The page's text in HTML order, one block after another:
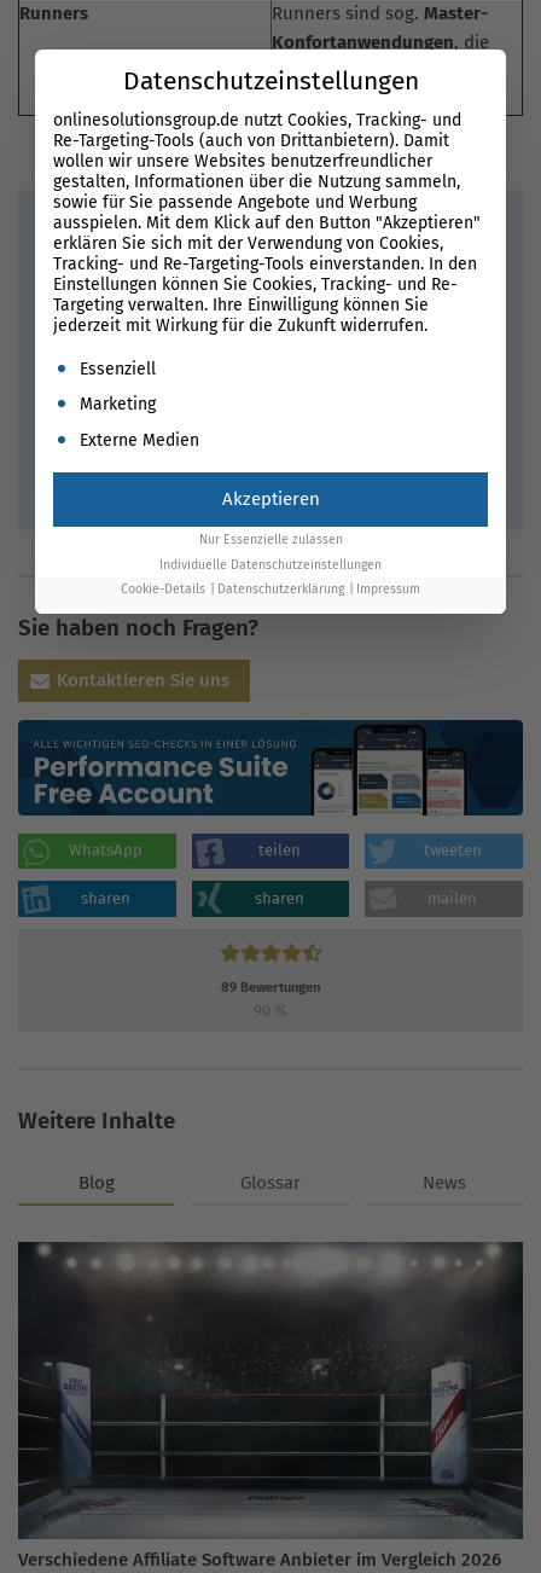
Runners
Runners sind sog. Master-
Konfortanwendungen, die
vom Run-Befehl ausgeführt
Fazit
Die Software begann mit einem Tool für dieRemote-
Serververwaltung. Mit zunehmender Nutzung hat es eine
Reihe erweiterter Funktionen erhalten, darunter einen
Dies ist eine relativ neue Funktion, die durch die
KomponenteSaltstack
Traktion, die im letzten Moment erreicht wurde, könnte
die Unterstützung für weitere Funktionen und
Plattformen weiter zunehmen.
Sie haben noch Fragen?
Kontaktieren Sie uns
WhatsApp teilen tweeten
sharen sharen mailen
89 Bewertungen
90 %
Weitere Inhalte
Blog Glossar News
Verschiedene Affiliate Software Anbieter im Vergleich 2026
Datenschutzeinstellungen
onlinesolutionsgroup.de nutzt Cookies, Tracking- und
Re-Targeting-Tools (auch von Drittanbietern). Damit
wollen wir unsere Websites benutzerfreundlicher
gestalten, Informationen über die Nutzung sammeln,
sowie für Sie passende Angebote und Werbung
ausspielen. Mit dem Klick auf den Button "Akzeptieren"
erklären Sie sich mit der Verwendung von Cookies,
Tracking- und Re-Targeting-Tools einverstanden. In den
Einstellungen können Sie Cookies, Tracking- und Re-
Targeting verwalten. Ihre Einwilligung können Sie
jederzeit mit Wirkung für die Zukunft widerrufen.
Es folgt eine Liste der Service-Gruppen, für die eine
Essenziell
Marketing
Externe Medien
Akzeptieren
Nur Essenzielle zulassen
Individuelle Datenschutzeinstellungen
Cookie-Details
Datenschutzerklärung Impressum